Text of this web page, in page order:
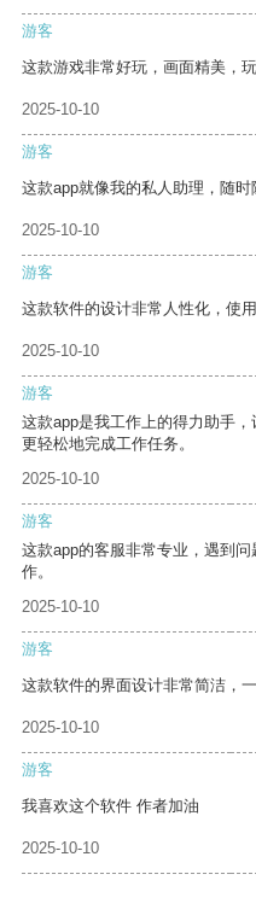
游客
这款游戏非常好玩，画面精美，玩
2025-10-10
游客
这款app就像我的私人助理，随时
2025-10-10
游客
这款软件的设计非常人性化，使
2025-10-10
游客
这款app是我工作上的得力助手
更轻松地完成工作任务。
2025-10-10
游客
这款app的客服非常专业，遇到
作。
2025-10-10
游客
这款软件的界面设计非常简洁，一
2025-10-10
游客
我喜欢这个软件 作者加油
2025-10-10